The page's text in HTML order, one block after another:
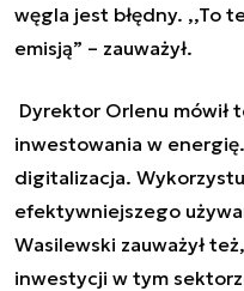
węgla jest błędny. ,,To
emisją” – zauważył.
Dyrektor Orlenu mówił
inwestowania w
digitalizacja.
efektywniejszego
Wasilewski zauważył
inwestycji w tym